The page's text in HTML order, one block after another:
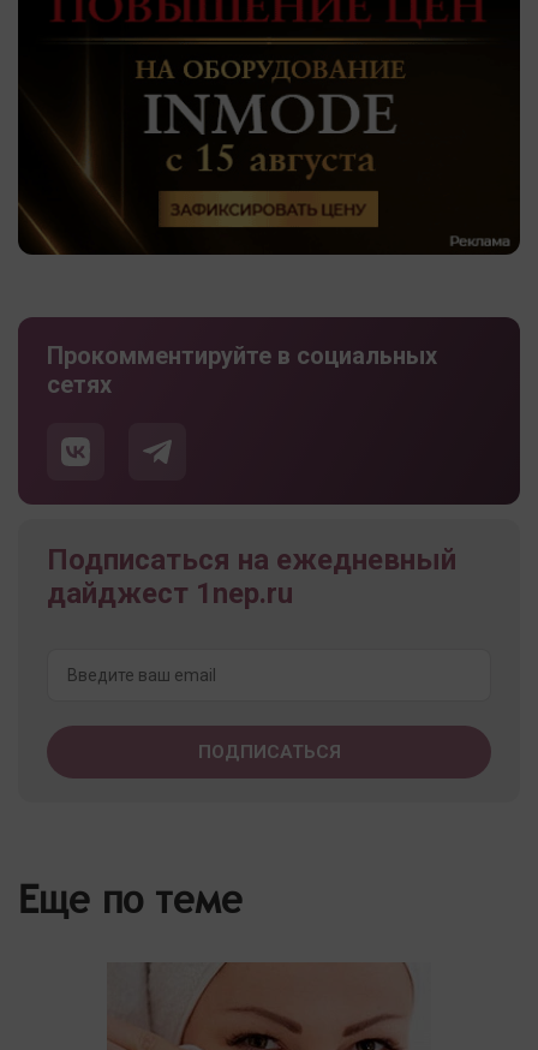
Прокомментируйте в социальных
сетях
Подписаться на ежедневный
дайджест 1nep.ru
Еще по теме